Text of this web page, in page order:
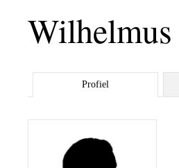
Wilhelmus
Profiel